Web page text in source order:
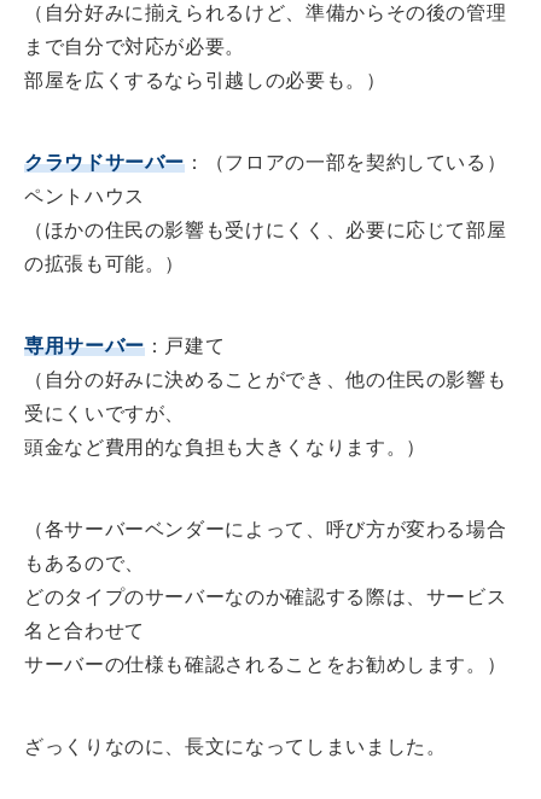
（自分好みに揃えられるけど、準備からその後の管理
まで自分で対応が必要。
部屋を広くするなら引越しの必要も。）
クラウドサーバー ：（フロアの一部を契約している）
ペントハウス
（ほかの住民の影響も受けにくく、必要に応じて部屋
の拡張も可能。）
専用サーバー：戸建て
（自分の好みに決めることができ、他の住民の影響も
受にくいですが、
頭金など費用的な負担も大きくなります。）
（各サーバーベンダーによって、呼び方が変わる場合
もあるので、
どのタイプのサーバーなのか確認する際は、サービス
名と合わせて
サーバーの仕様も確認されることをお勧めします。）
ざっくりなのに、長文になってしまいました。